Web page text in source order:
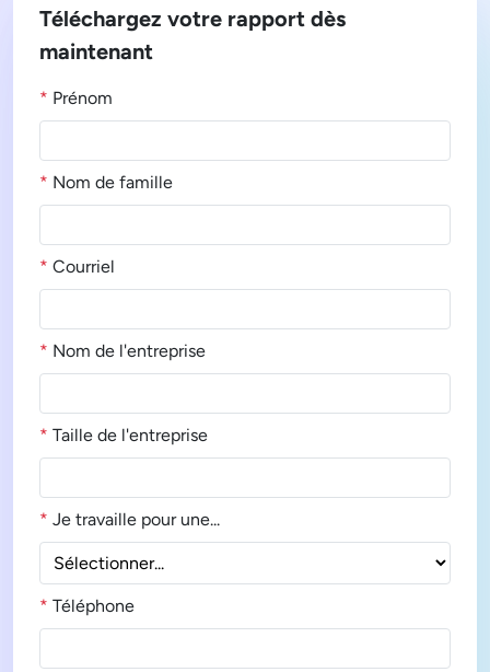
Téléchargez votre rapport dès
maintenant
* Prénom
* Nom de famille
* Courriel
* Nom de l'entreprise
* Taille de l'entreprise
* Je travaille pour une...
* Téléphone